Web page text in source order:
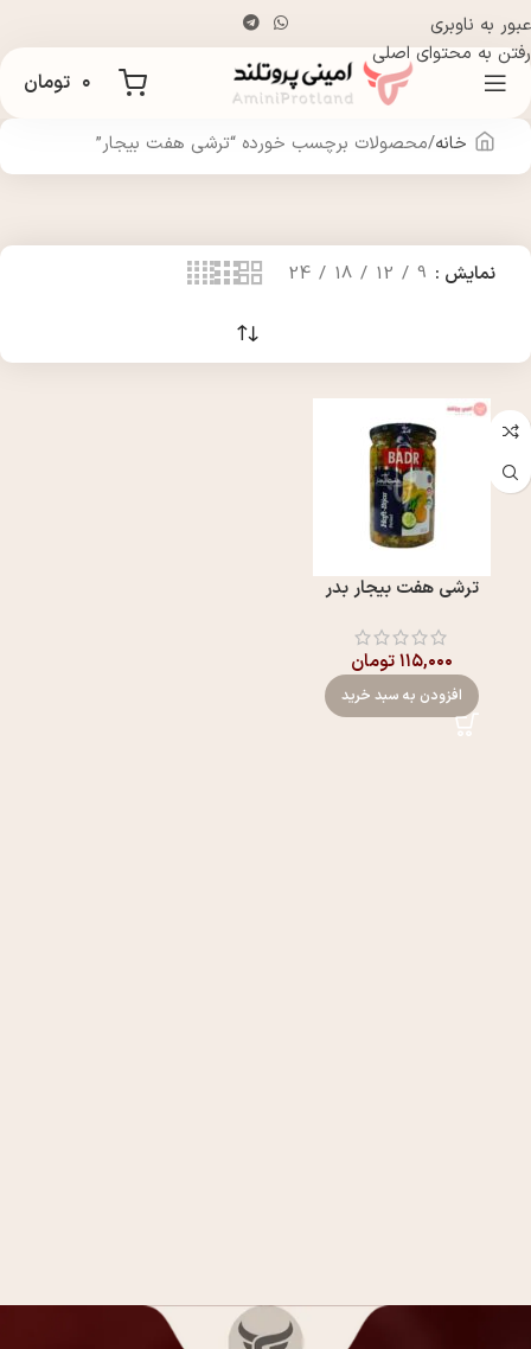
عبور به ناوبری
رفتن به محتوای اصلی
۰ تومان
خانه محصولات برچسب خورده “ترشی هفت بیجار”
نمایش 9
12
18
24
ترشی هفت بیجار بدر
۱۱۵,۰۰۰تومان
افزودن به سبد خرید